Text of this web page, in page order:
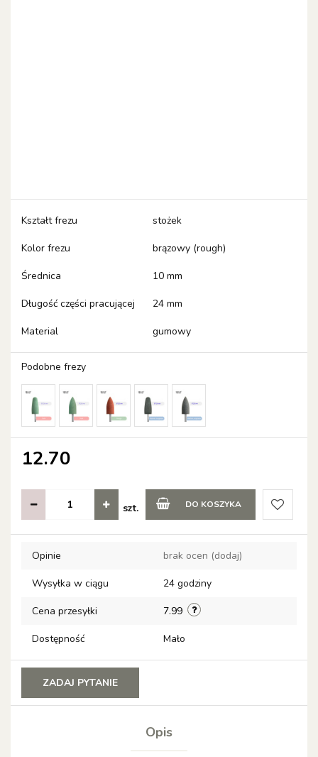
Kształt frezu stożek
Kolor frezu brązowy (rough)
Średnica 10 mm
Długość części pracującej 24 mm
Material gumowy
Podobne frezy
12.70
szt. DO KOSZYKA
Do
Opinie brak ocen (dodaj)
Wysyłka w ciągu 24 godziny
Cena przesyłki 7.99
Dostępność Mało
ZADAJ PYTANIE
Opis